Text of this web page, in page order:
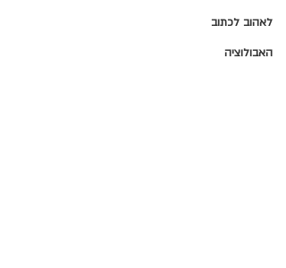
לאהוב לכתוב
האבולוציה